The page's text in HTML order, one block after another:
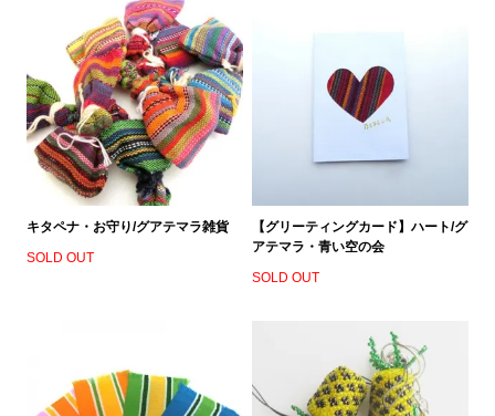
キタペナ・お守り/グアテマラ雑貨
SOLD OUT
【グリーティングカード】ハート/グ
アテマラ・青い空の会
SOLD OUT